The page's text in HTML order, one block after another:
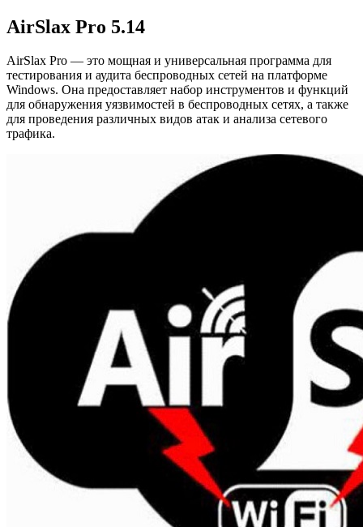
AirSlax Pro 5.14
AirSlax Pro — это мощная и универсальная программа для
тестирования и аудита беспроводных сетей на платформе
Windows. Она предоставляет набор инструментов и функций
для обнаружения уязвимостей в беспроводных сетях, а также
для проведения различных видов атак и анализа сетевого
трафика.